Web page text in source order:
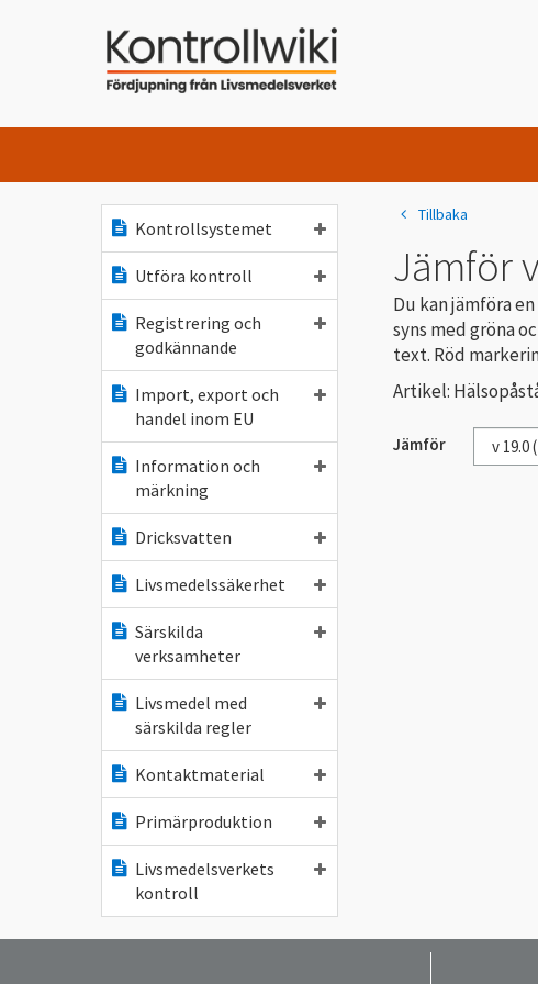
Kontrollsystemet
Utföra kontroll
Registrering och
godkännande
Import, export och
handel inom EU
Information och
märkning
Dricksvatten
Livsmedelssäkerhet
Särskilda
verksamheter
Livsmedel med
särskilda regler
Kontaktmaterial
Primärproduktion
Livsmedelsverkets
kontroll
Tillbaka
Jämför
Du kan jämföra
syns med gröna
text. Röd
Artikel:
Jämför